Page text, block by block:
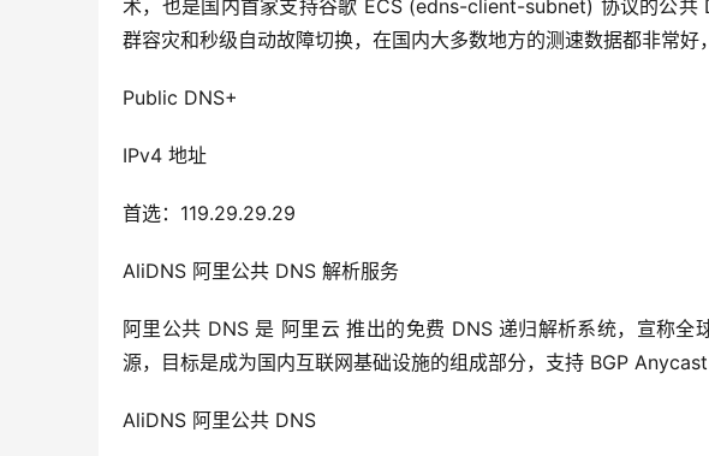
术，也是国内首家支持谷歌 ECS (edns-client-subnet) 协议的公共
群容灾和秒级自动故障切换，在国内大多数地方的测速数据都非常好
Public DNS+
IPv4 地址
首选：119.29.29.29
AliDNS 阿里公共 DNS 解析服务
阿里公共 DNS 是 阿里云 推出的免费 DNS 递归解析系统，宣称全
源，目标是成为国内互联网基础设施的组成部分，支持 BGP Anycast
AliDNS 阿里公共 DNS